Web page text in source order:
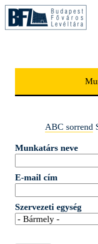
ABC sorrend
Munkatárs neve
E-mail cím
Szervezeti egység